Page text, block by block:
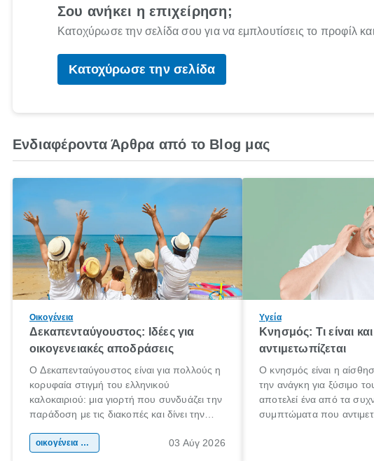
Σου ανήκει η επιχείρηση;
Κατοχύρωσε την σελίδα σου για να εμπλουτίσεις το προφίλ
Κατοχύρωσε την σελίδα
Ενδιαφέροντα Άρθρα από το Blog μας
Οικογένεια
Δεκαπενταύγουστος: Ιδέες για
οικογενειακές αποδράσεις
Ο Δεκαπενταύγουστος είναι για πολλούς η
κορυφαία στιγμή του ελληνικού
καλοκαιριού: μια γιορτή που συνδυάζει την
παράδοση με τις διακοπές και δίνει την
χώρας. Είτε πρόκειται για λίγες μέρες
οικογένεια & παιδί 03 Αύγ 2026
Υγεία
Κνησμός: Τι είναι
αντιμετωπίζεται
Ο κνησμός είναι η
την ανάγκη για ξύσιμο
αποτελεί ένα από τα
συμπτώματα που
πληροφορίες για το